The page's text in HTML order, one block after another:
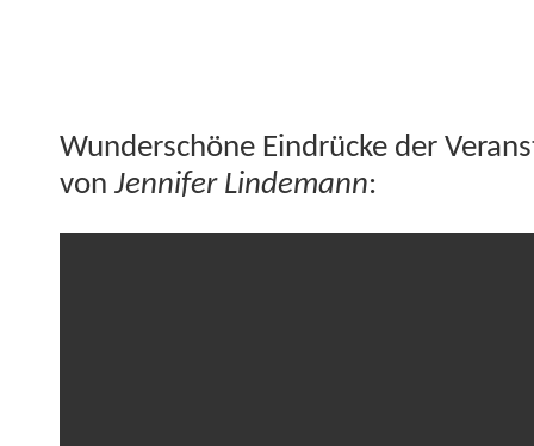
Wun­der­schöne Ein­drücke der
von Jen­nifer Lin­de­mann: